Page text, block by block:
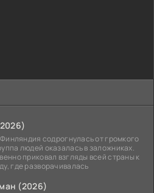
Финляндия содрогнулась от громкого
людей оказалась в заложниках.
приковал взгляды всей страны к
где разворачивалась
(2026)